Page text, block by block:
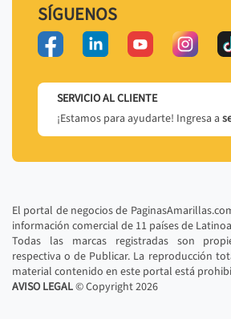
SÍGUENOS
SERVICIO AL CLIENTE
¡Estamos para ayudarte! Ingresa a
El portal de negocios de
información comercial de 11 países de
Todas las marcas registradas son
respectiva o de Publicar. La reproducción
material contenido en este portal está
AVISO LEGAL© Copyright2026